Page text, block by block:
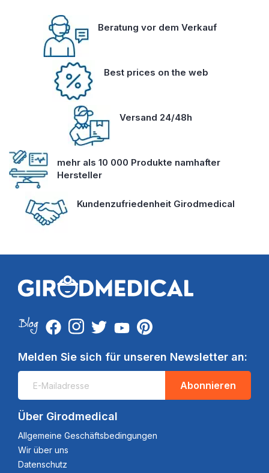
Beratung vor dem Verkauf
Best prices on the web
Versand 24/48h
mehr als 10 000 Produkte namhafter
Hersteller
Kundenzufriedenheit Girodmedical
Melden Sie sich für unseren Newsletter an:
Abonnieren
Über Girodmedical
Allgemeine Geschäftsbedingungen
Wir über uns
Datenschutz